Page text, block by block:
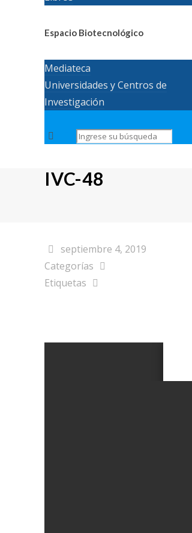
Espacio Biotecnológico
Mediateca
Universidades y Centros de
Investigación
IVC-48
septiembre 4, 2019
Categorías
Etiquetas